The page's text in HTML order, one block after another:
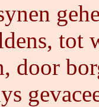
tot
door